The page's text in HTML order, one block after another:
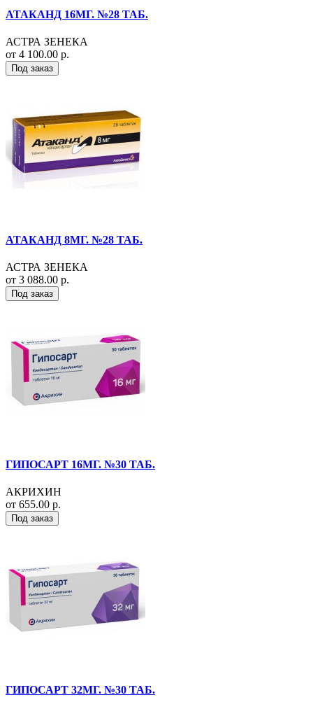
АТАКАНД 16МГ. №28 ТАБ.
АСТРА ЗЕНЕКА
от 4 100.00 р.
Под заказ
АТАКАНД 8МГ. №28 ТАБ.
АСТРА ЗЕНЕКА
от 3 088.00 р.
Под заказ
ГИПОСАРТ 16МГ. №30 ТАБ.
АКРИХИН
от 655.00 р.
Под заказ
ГИПОСАРТ 32МГ. №30 ТАБ.